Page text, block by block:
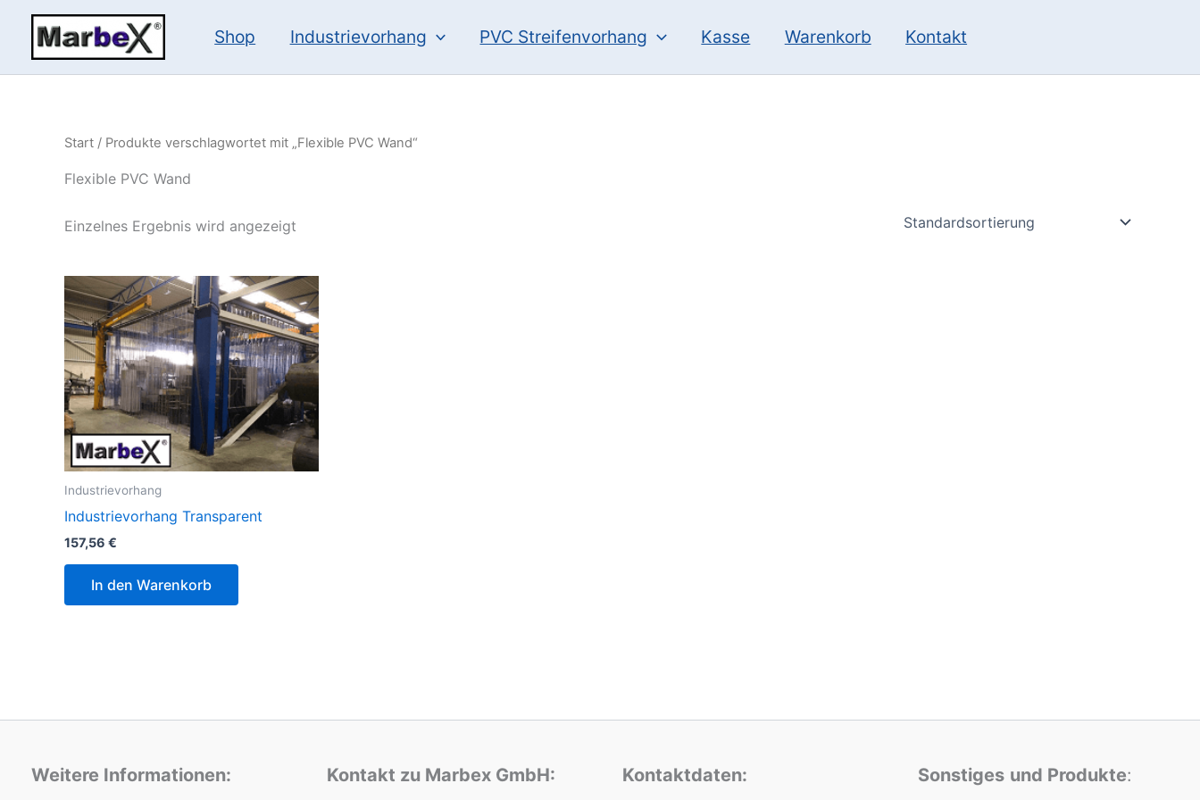
springen
Shop Industrievorhang PVC Streifenvorhang Kasse Warenkorb Kontakt
Start / Produkte verschlagwortet mit „Flexible PVC Wand“
Flexible PVC Wand
Einzelnes Ergebnis wird angezeigt
Industrievorhang
Industrievorhang Transparent
157,56 €
In den Warenkorb
Weitere Informationen: Kontakt zu Marbex GmbH: Kontaktdaten: Sonstiges und Produkte: